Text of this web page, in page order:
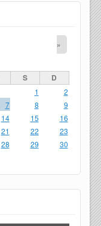
»
S D
1
2
7 8
9
14 15
16
21 22
23
28 29
30